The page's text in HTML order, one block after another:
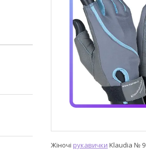
Жіночі рукавички Klaudia №